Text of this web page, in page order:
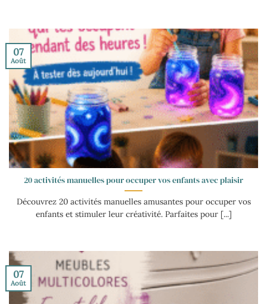
20 activités manuelles pour occuper vos enfants avec plaisir
Découvrez 20 activités manuelles amusantes pour occuper vos
enfants et stimuler leur créativité. Parfaites pour [...]
07
Août
07
Août